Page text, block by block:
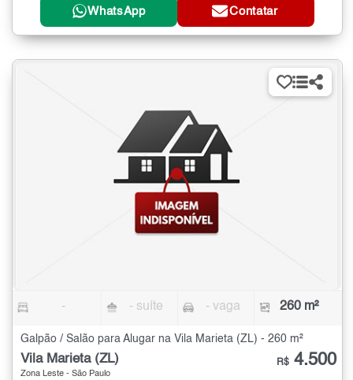
WhatsApp Contatar
- - suíte - vaga 260 m²
Galpão / Salão para Alugar na Vila Marieta (ZL) - 260 m²
Vila Marieta (ZL)
Zona Leste - São Paulo
R$ 4.500